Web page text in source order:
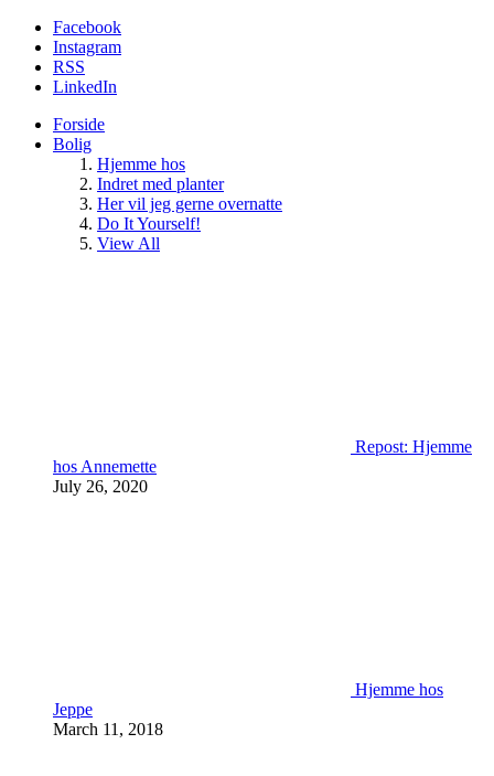
Facebook
Instagram
RSS
LinkedIn
Forside
Bolig
Hjemme hos
Indret med planter
Her vil jeg gerne overnatte
Do It Yourself!
View All
Repost: Hjemme
hos Annemette
July 26, 2020
Hjemme hos
Jeppe
March 11, 2018